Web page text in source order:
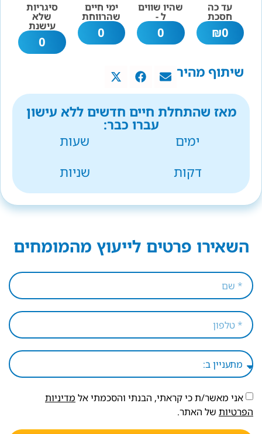
עד כה
חסכת
0
₪
שהיו שווים
ל -
0
ימי חיים
שהרווחת
0
סיגריות
שלא
עישנת
0
שיתוף מהיר
מאז שהתחלת חיים חדשים ללא עישון
עברו כבר:
ימים
שעות
דקות
שניות
השאירו פרטים לייעוץ מהמומחים
אני מאשר/ת כי קראתי, הבנתי והסכמתי אל מדיניות
הפרטיות של האתר.